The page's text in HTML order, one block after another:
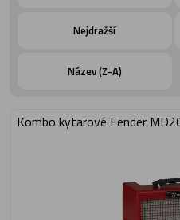
Nejdražší
Název (Z-A)
Kombo kytarové Fender